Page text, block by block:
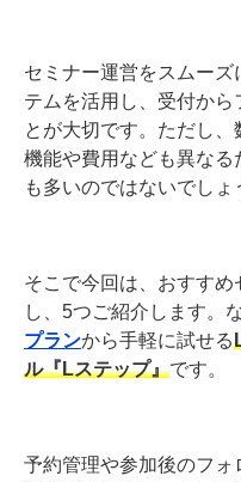
セミナー運営をスムーズ
テムを活用し、受付から
とが大切です。ただし、
機能や費用なども異な
も多いのではないでしょ
そこで今回は、おすす
し、5つご紹介します。
プランから手軽に試せる
ル『Lステップ』です。
予約管理や参加後のフォ